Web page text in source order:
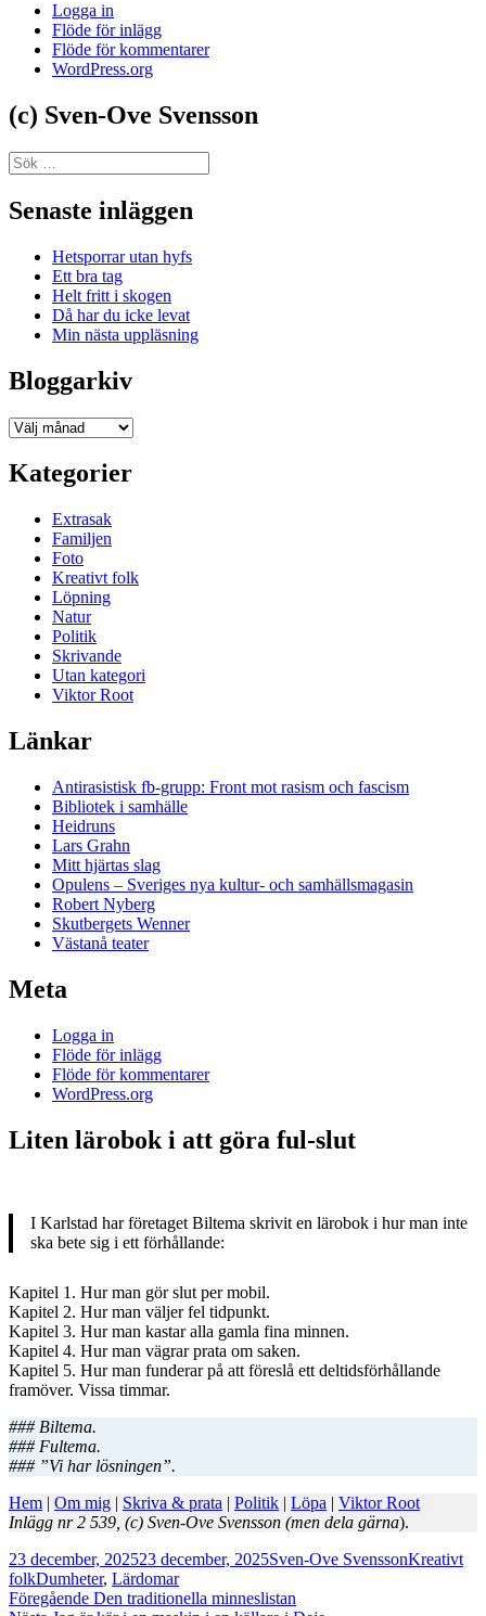
Logga in
Flöde för inlägg
Flöde för kommentarer
WordPress.org
(c) Sven-Ove Svensson
Sök
efter:
Senaste inläggen
Hetsporrar utan hyfs
Ett bra tag
Helt fritt i skogen
Då har du icke levat
Min nästa uppläsning
Bloggarkiv
Bloggarkiv
Kategorier
Extrasak
Familjen
Foto
Kreativt folk
Löpning
Natur
Politik
Skrivande
Utan kategori
Viktor Root
Länkar
Antirasistisk fb-grupp: Front mot rasism och fascism
Bibliotek i samhälle
Heidruns
Lars Grahn
Mitt hjärtas slag
Opulens – Sveriges nya kultur- och samhällsmagasin
Robert Nyberg
Skutbergets Wenner
Västanå teater
Meta
Logga in
Flöde för inlägg
Flöde för kommentarer
WordPress.org
Liten lärobok i att göra ful-slut
I Karlstad har företaget Biltema skrivit en lärobok i hur man inte
ska bete sig i ett förhållande:
Kapitel 1. Hur man gör slut per mobil.
Kapitel 2. Hur man väljer fel tidpunkt.
Kapitel 3. Hur man kastar alla gamla fina minnen.
Kapitel 4. Hur man vägrar prata om saken.
Kapitel 5. Hur man funderar på att föreslå ett deltidsförhållande
framöver. Vissa timmar.
### Biltema.
### Fultema.
### ”Vi har lösningen”.
Hem | Om mig | Skriva & prata | Politik | Löpa | Viktor Root
Inlägg nr 2 539, (c) Sven-Ove Svensson (men dela gärna).
Postat
23 december, 202523 december, 2025Författare
Sven-Ove SvenssonKategorier
Kreativt
folkTaggar
Dumheter, Lärdomar
Inläggsnavigering
Föregående Föregående
Den traditionella minneslistan